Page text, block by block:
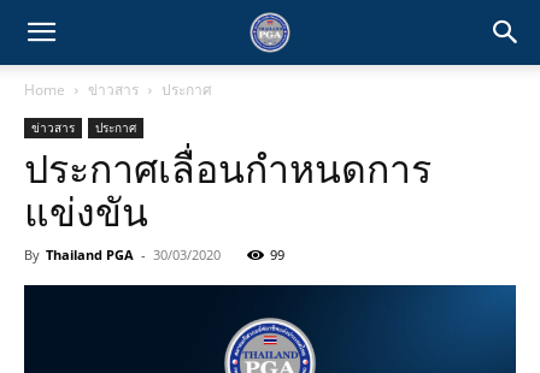
Home ข่าวสาร ประกาศ
ข่าวสาร ประกาศ
ประกาศเลื่อนกำหนดการ
แข่งขัน
By Thailand PGA - 30/03/2020 99